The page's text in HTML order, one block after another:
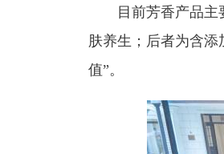
目前芳香产品
肤养生；后者为含
值”。